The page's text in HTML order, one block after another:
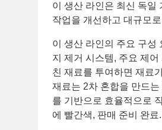
이 생산 라인은 최신 독일
작업을 개선하고 대규모
이 생산 라인의 주요 구성
지 제거 시스템, 주요 제
친 재료를 투여하면 재료
재료는 2차 혼합을 만드
를 기반으로 효율적으로
에 빨간색, 판매 준비 완료.